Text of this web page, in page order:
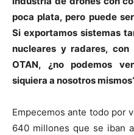
poca plata, pero puede
Si exportamos sistemas
nucleares y radares,
OTAN, ¿no podemos
siquiera a nosotros
Empecemos ante todo por
640 millones que se iban